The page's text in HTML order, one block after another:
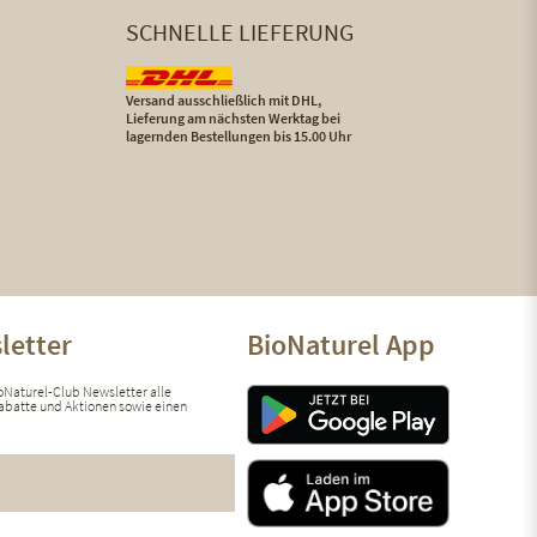
SCHNELLE LIEFERUNG
Versand ausschließlich mit DHL,
Lieferung am nächsten Werktag bei
lagernden Bestellungen bis 15.00 Uhr
Club Newsletter alle
und Aktionen sowie einen
BioNaturel App